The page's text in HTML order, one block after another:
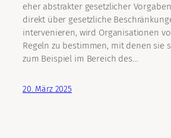
eher abstrakter gesetzlicher
direkt über gesetzliche
intervenieren, wird Organisationen
Regeln zu bestimmen, mit denen sie
zum Beispiel im Bereich des…
20. März 2025